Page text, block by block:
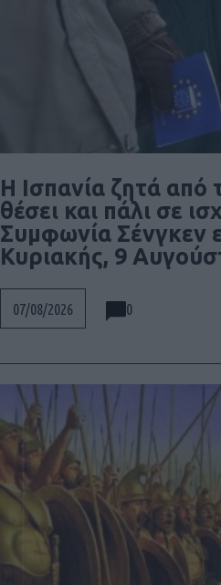
Η Ισπανία ζητά από
θέσει και πάλι σε
Συμφωνία Σένγκεν
Κυριακής, 9
07/08/2026 0